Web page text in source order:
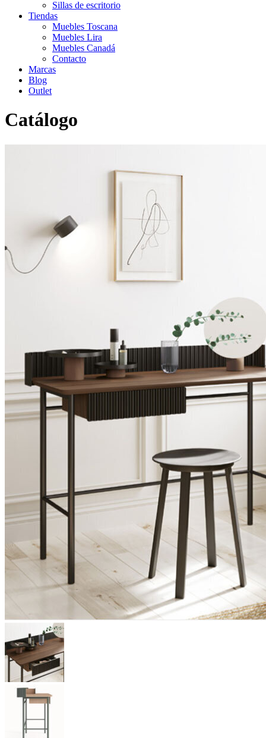
Sillas de escritorio
Tiendas
Muebles Toscana
Muebles Lira
Muebles Canadá
Contacto
Marcas
Blog
Outlet
Catálogo